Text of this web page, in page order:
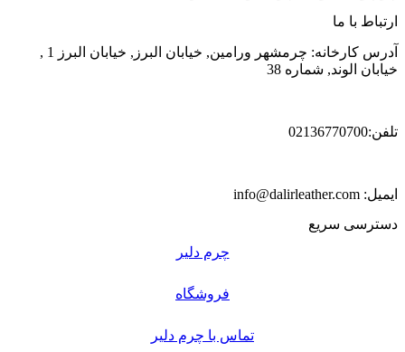
ارتباط با ما
آدرس کارخانه: چرمشهر ورامین, خیابان البرز, خیابان البرز 1 ,
خیابان الوند, شماره 38
تلفن:02136770700
ایمیل: info@dalirleather.com
دسترسی سریع
چرم دلیر
فروشگاه
تماس با چرم دلیر